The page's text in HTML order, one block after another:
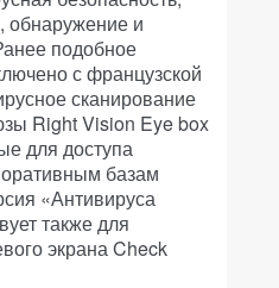
обнаружение и
подобное
с французской
сканирование
Right Vision Eye box
для доступа
базам
«Антивируса
также для
экрана Check